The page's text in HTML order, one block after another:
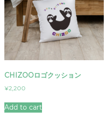
CHIZOOロゴクッション
¥2,200
Add to cart